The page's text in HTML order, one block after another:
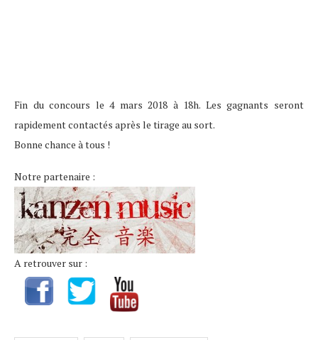
Fin du concours le 4 mars 2018 à 18h. Les gagnants seront
rapidement contactés après le tirage au sort.
Bonne chance à tous !
Notre partenaire :
A retrouver sur :